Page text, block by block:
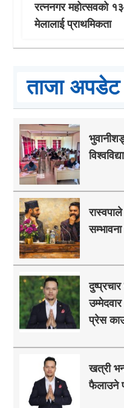
रत्ननगर महोत्सवको
मेलालाई प्राथमिकता
ताजा अपडेट
प्रेस
खत्री
फैलाउने